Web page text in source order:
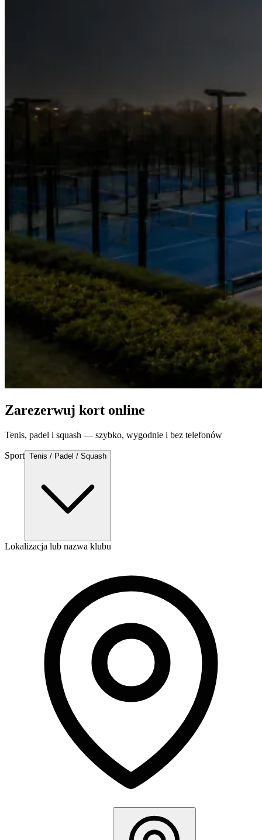
Zarezerwuj kort online
Tenis, padel i squash — szybko, wygodnie i bez telefonów
Sport Tenis / Padel / Squash
Lokalizacja lub nazwa klubu